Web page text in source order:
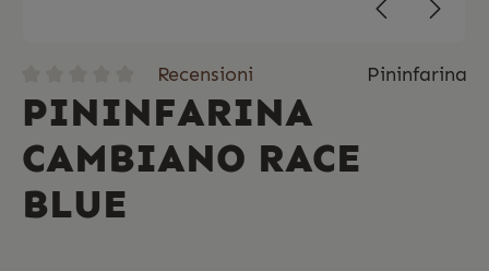
Recensioni Pininfarina
PININFARINA
CAMBIANO RACE
BLUE